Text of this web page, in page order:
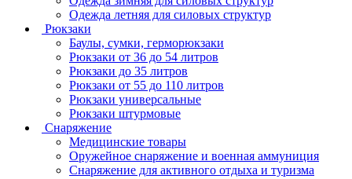
Одежда летняя для силовых структур
Рюкзаки
Баулы, сумки, герморюкзаки
Рюкзаки от 36 до 54 литров
Рюкзаки до 35 литров
Рюкзаки от 55 до 110 литров
Рюкзаки универсальные
Рюкзаки штурмовые
Снаряжение
Медицинские товары
Оружейное снаряжение и военная аммуниция
Снаряжение для активного отдыха и туризма